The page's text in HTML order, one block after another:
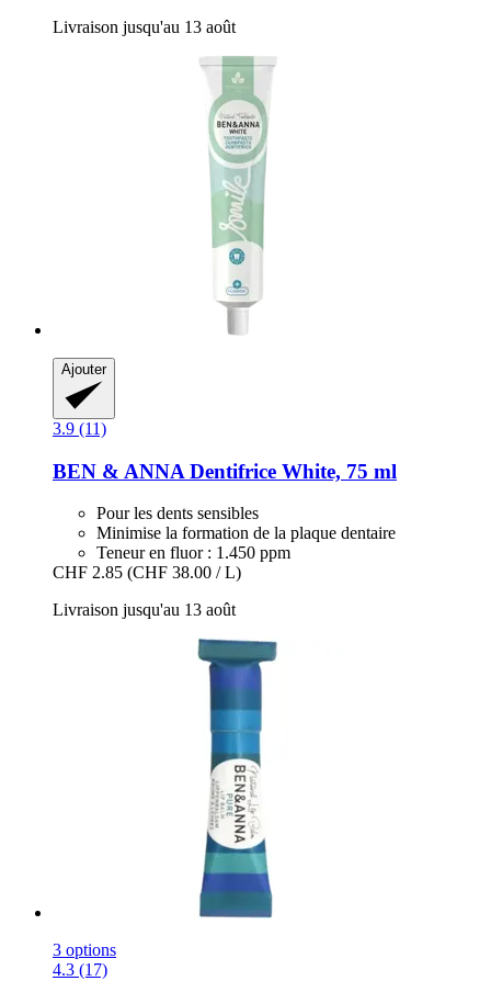
Livraison jusqu'au 13 août
Ajouter
3.9 (11)
BEN & ANNA Dentifrice White, 75 ml
Pour les dents sensibles
Minimise la formation de la plaque dentaire
Teneur en fluor : 1.450 ppm
CHF 2.85 (CHF 38.00 / L)
Livraison jusqu'au 13 août
3 options
4.3 (17)